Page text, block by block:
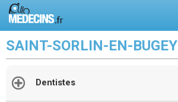
SAINT-SORLIN-EN-BUGEY
Dentistes